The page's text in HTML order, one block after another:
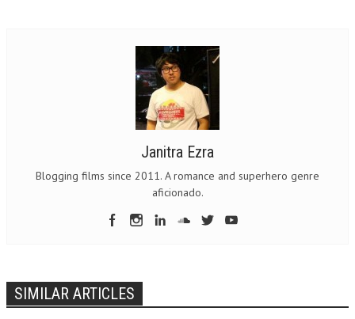
Janitra Ezra
Blogging films since 2011. A romance and superhero genre
aficionado.
SIMILAR ARTICLES